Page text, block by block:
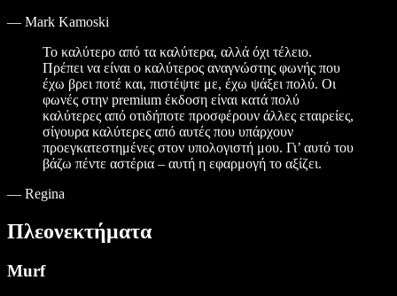
— Mark Kamoski
Το καλύτερο από τα καλύτερα, αλλά όχι τέλειο.
Πρέπει να είναι ο καλύτερος αναγνώστης φωνής που
έχω βρει ποτέ και, πιστέψτε με, έχω ψάξει πολύ. Οι
φωνές στην premium έκδοση είναι κατά πολύ
καλύτερες από οτιδήποτε προσφέρουν άλλες εταιρείες,
σίγουρα καλύτερες από αυτές που υπάρχουν
προεγκατεστημένες στον υπολογιστή μου. Γι’ αυτό του
βάζω πέντε αστέρια – αυτή η εφαρμογή το αξίζει.
— Regina
Πλεονεκτήματα
Murf